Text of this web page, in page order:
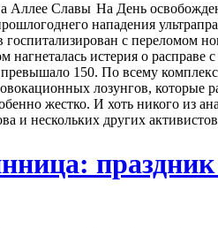
На День
нападения
госпитализирован с переломом
нагнеталась истерия о
150. По всему
лозунгов, которые
жестко. И хоть никого из
и нескольких других